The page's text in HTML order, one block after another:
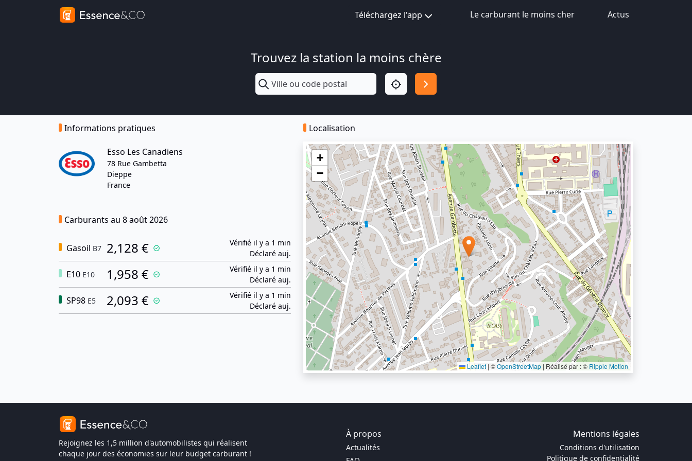
Téléchargez l'app Le carburant le moins cher Actus
Trouvez la station la moins chère
Informations pratiques
Esso Les Canadiens
78 Rue Gambetta
Dieppe
France
Carburants au 8 août 2026
Gasoil B7 2,128 €
Vérifié il y a 1 min
Déclaré auj.
E10 E10 1,958 €
Vérifié il y a 1 min
Déclaré auj.
SP98 E5 2,093 €
Vérifié il y a 1 min
Déclaré auj.
Localisation
+
−
Leaflet | ©OpenStreetMap | Réalisé par : © Ripple Motion
Rejoignez les 1,5 million d'automobilistes qui réalisent
chaque jour des économies sur leur budget carburant !
À propos Mentions légales
Actualités
Conditions d'utilisation
Politique de confidentialité